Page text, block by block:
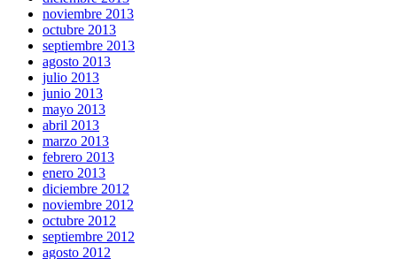
noviembre 2013
octubre 2013
septiembre 2013
agosto 2013
julio 2013
junio 2013
mayo 2013
abril 2013
marzo 2013
febrero 2013
enero 2013
diciembre 2012
noviembre 2012
octubre 2012
septiembre 2012
agosto 2012